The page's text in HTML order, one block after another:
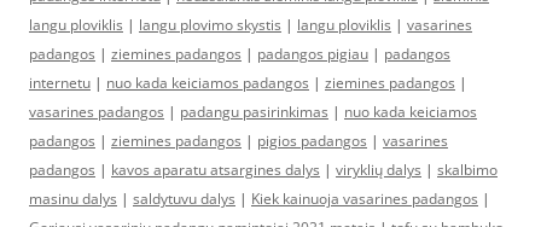
langu ploviklis | langu plovimo skystis | langu ploviklis | vasarines
padangos | ziemines padangos | padangos pigiau | padangos
internetu | nuo kada keiciamos padangos | ziemines padangos |
vasarines padangos | padangu pasirinkimas | nuo kada keiciamos
padangos | ziemines padangos | pigios padangos | vasarines
padangos | kavos aparatu atsargines dalys | viryklių dalys | skalbimo
masinu dalys | saldytuvu dalys | Kiek kainuoja vasarines padangos |